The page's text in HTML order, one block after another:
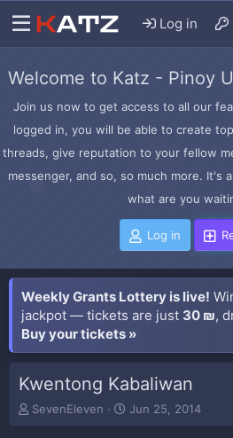
Log in
Welcome to Katz - Pinoy
Join us now to get access to all our
logged in, you will be able to create
threads, give reputation to your fellow
messenger, and so, so much more. It's
what are you
Log in
Weekly Grants Lottery is live!
jackpot — tickets are just 30 ₪,
Buy your tickets »
Kwentong Kabaliwan
T
SevenEleven
S
Jun 25, 2014